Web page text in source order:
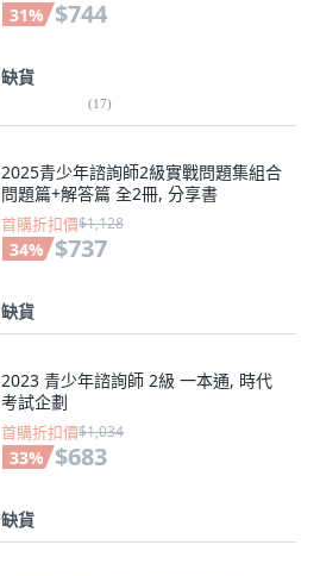
31% $744
缺貨
(17)
2025青少年諮詢師2級實戰問題集組合
問題篇+解答篇 全2冊, 分享書
首購折扣價$1,128
34% $737
缺貨
2023 青少年諮詢師 2級 一本通, 時代
考試企劃
首購折扣價$1,034
33% $683
缺貨